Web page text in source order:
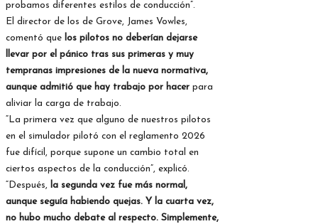
probamos diferentes estilos de conducción”.
El director de los de Grove, James Vowles,
comentó que los pilotos no deberían dejarse
llevar por el pánico tras sus primeras y muy
tempranas impresiones de la nueva normativa,
aunque admitió que hay trabajo por hacer para
aliviar la carga de trabajo.
“La primera vez que alguno de nuestros pilotos
en el simulador pilotó con el reglamento 2026
fue difícil, porque supone un cambio total en
ciertos aspectos de la conducción”, explicó.
“Después,
la segunda vez fue más normal,
aunque seguía habiendo quejas. Y la cuarta vez,
no hubo mucho debate al respecto. Simplemente,